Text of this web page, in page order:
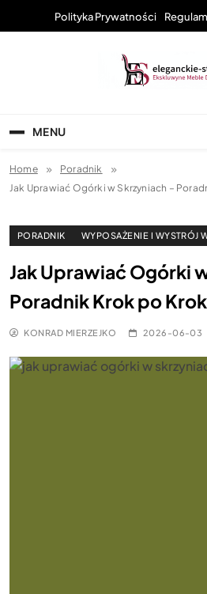
Polityka Prywatności
Każdego
MENU
Home
Poradnik
Jak Uprawiać Ogórki w Skrzyniach –
PORADNIK WYPOSAŻENIE I WYSTRÓJ
Jak Uprawiać Ogórki
Poradnik Krok po
KONRAD MIERZEJKO 2026-06-03